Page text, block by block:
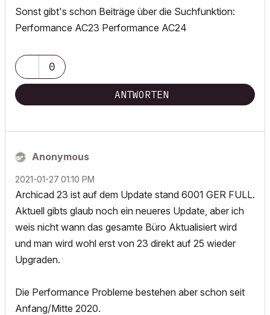
Sonst gibt's schon Beiträge über die Suchfunktion:
Performance AC23 Performance AC24
0
ANTWORTEN
Anonymous
‎2021-01-27 01:10 PM
Archicad 23 ist auf dem Update stand 6001 GER FULL.
Aktuell gibts glaub noch ein neueres Update, aber ich
weis nicht wann das gesamte Büro Aktualisiert wird
und man wird wohl erst von 23 direkt auf 25 wieder
Upgraden.
Die Performance Probleme bestehen aber schon seit
Anfang/Mitte 2020.